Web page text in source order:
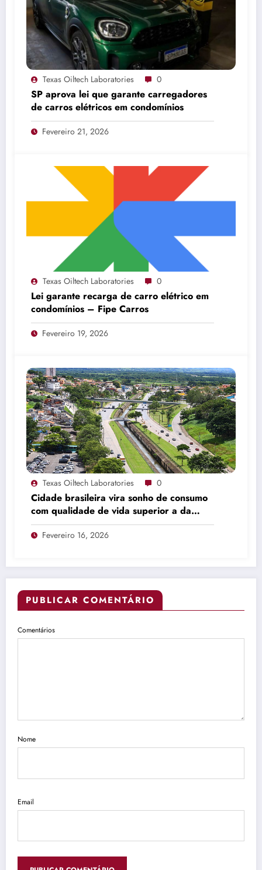
Texas Oiltech Laboratories 0
SP aprova lei que garante carregadores
de carros elétricos em condomínios
Fevereiro 21, 2026
Texas Oiltech Laboratories 0
Lei garante recarga de carro elétrico em
condomínios – Fipe Carros
Fevereiro 19, 2026
Texas Oiltech Laboratories 0
Cidade brasileira vira sonho de consumo
com qualidade de vida superior a da
Suíça
Fevereiro 16, 2026
PUBLICAR COMENTÁRIO
Comentários
Nome
Email